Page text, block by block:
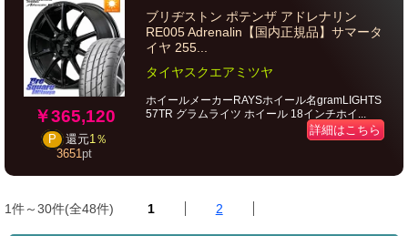
￥365,120
P 還元1％
3651pt
ブリヂストン ポテンザ アドレナリン
RE005 Adrenalin【国内正規品】サマータ
イヤ 255...
タイヤスクエアミツヤ
ホイールメーカーRAYSホイール名gramLIGHTS
57TR グラムライツ ホイール 18インチホイ...
詳細はこちら
1件～30件(全48件) 1 2